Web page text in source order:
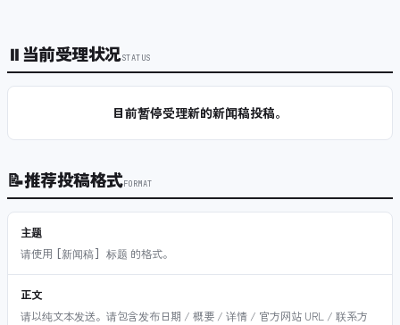
⏸当前受理状况STATUS
目前暂停受理新的新闻稿投稿。
📝推荐投稿格式FORMAT
主题
请使用
[新闻稿] 标题 的格式。
正文
请以纯文本发送。请包含发布日期 / 概要 / 详情 / 官方网站 URL / 联系方